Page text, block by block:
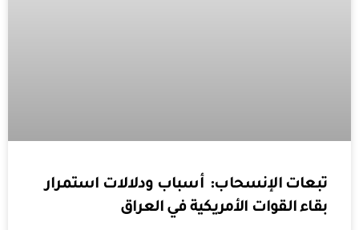
تبعات الإنسحاب: أسباب ودلالات استمرار
بقاء القوات الأمريكية في العراق